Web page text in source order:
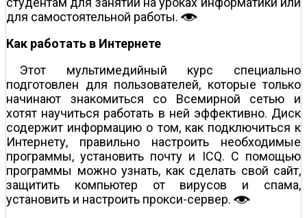
для самостоятельной работы.
Как работать в Интернете
Этот мультимедийный курс специально
подготовлен для пользователей, которые только
начинают знакомиться со Всемирной сетью и
хотят научиться работать в ней эффективно. Диск
содержит информацию о том, как подключиться к
Интернету, правильно настроить необходимые
программы, установить почту и ICQ. С помощью
программы можно узнать, как сделать свой сайт,
защитить компьютер от вирусов и спама,
установить и настроить прокси-сервер.